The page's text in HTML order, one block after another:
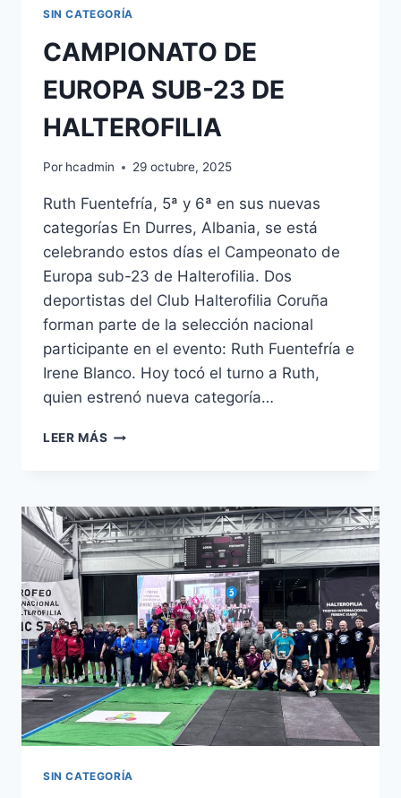
SIN CATEGORÍA
CAMPIONATO DE
EUROPA SUB-23 DE
HALTEROFILIA
Por hcadmin 29 octubre, 2025
Ruth Fuentefría, 5ª y 6ª en sus nuevas
categorías En Durres, Albania, se está
celebrando estos días el Campeonato de
Europa sub-23 de Halterofilia. Dos
deportistas del Club Halterofilia Coruña
forman parte de la selección nacional
participante en el evento: Ruth Fuentefría e
Irene Blanco. Hoy tocó el turno a Ruth,
quien estrenó nueva categoría…
LEER MÁS CAMPIONATO
23
DE
HALTEROFILIA
SIN CATEGORÍA